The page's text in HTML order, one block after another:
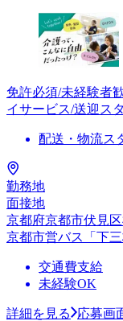
免許必須/未経験者
イサービス/送迎ス
配送・物流ス
勤務地
面接地
京都府京都市伏見
京都市営バス「下
交通費支給
未経験OK
詳細を見る 応募画